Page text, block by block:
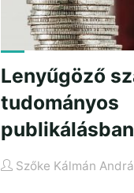
Lenyűgöző
tudományos
publikálásban
Szőke Kálmán